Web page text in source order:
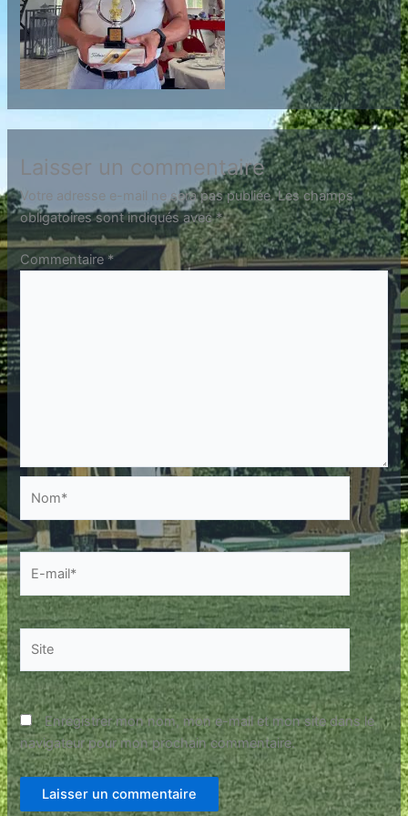
Laisser un commentaire
Votre adresse e-mail ne sera pas publiée. Les champs
obligatoires sont indiqués avec*
Commentaire*
E-
mail*
Site
Enregistrer mon nom, mon e-mail et mon site dans le
navigateur pour mon prochain commentaire.